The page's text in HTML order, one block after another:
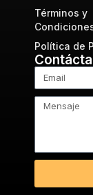
Términos y
Política de